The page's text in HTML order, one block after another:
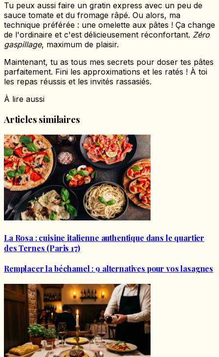
Tu peux aussi faire un gratin express avec un peu de
sauce tomate et du fromage râpé. Ou alors, ma
technique préférée : une omelette aux pâtes ! Ça change
de l'ordinaire et c'est délicieusement réconfortant. Zéro
gaspillage, maximum de plaisir.
Maintenant, tu as tous mes secrets pour doser tes pâtes
parfaitement. Fini les approximations et les ratés ! À toi
les repas réussis et les invités rassasiés.
À lire aussi
Articles similaires
La Rosa : cuisine italienne authentique dans le quartier
des Ternes (Paris 17)
Remplacer la béchamel : 9 alternatives pour vos lasagnes